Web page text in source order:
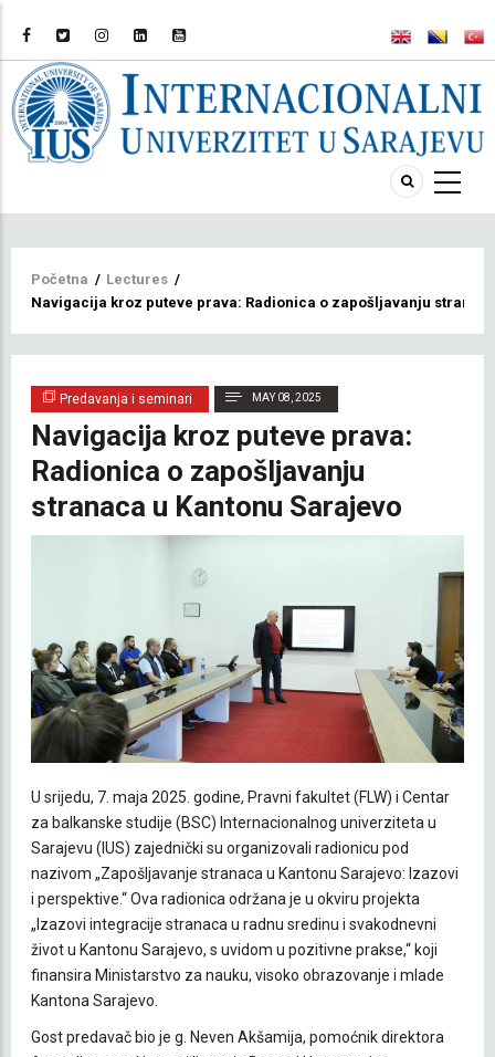
Breadcrumb
Početna / Lectures /
Navigacija kroz puteve prava: Radionica o zapošljavanju
Predavanja i seminari MAY 08, 2025
Navigacija kroz puteve prava:
Radionica o zapošljavanju
stranaca u Kantonu Sarajevo
U srijedu, 7. maja 2025. godine, Pravni fakultet (FLW) i Centar
za balkanske studije (BSC) Internacionalnog univerziteta u
Sarajevu (IUS) zajednički su organizovali radionicu pod
nazivom „Zapošljavanje stranaca u Kantonu Sarajevo: Izazovi
i perspektive.“ Ova radionica održana je u okviru projekta
„Izazovi integracije stranaca u radnu sredinu i svakodnevni
život u Kantonu Sarajevo, s uvidom u pozitivne prakse,“ koji
finansira Ministarstvo za nauku, visoko obrazovanje i mlade
Kantona Sarajevo.
Gost predavač bio je g. Neven Akšamija, pomoćnik direktora